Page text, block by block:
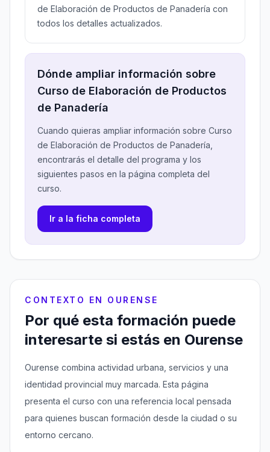
de Elaboración de Productos de Panadería con
todos los detalles actualizados.
Dónde ampliar información sobre
Curso de Elaboración de Productos
de Panadería
Cuando quieras ampliar información sobre Curso
de Elaboración de Productos de Panadería,
encontrarás el detalle del programa y los
siguientes pasos en la página completa del
curso.
Ir a la ficha completa
CONTEXTO EN OURENSE
Por qué esta formación puede
interesarte si estás en Ourense
Ourense combina actividad urbana, servicios y una
identidad provincial muy marcada. Esta página
presenta el curso con una referencia local pensada
para quienes buscan formación desde la ciudad o su
entorno cercano.